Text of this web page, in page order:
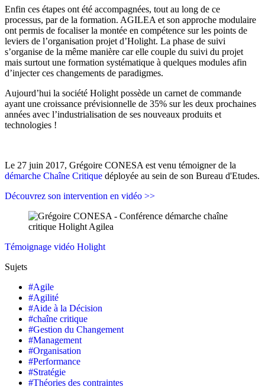
Enfin ces étapes ont été accompagnées, tout au long de ce
processus, par de la formation. AGILEA et son approche modulaire
ont permis de focaliser la montée en compétence sur les points de
leviers de l’organisation projet d’Holight. La phase de suivi
s’organise de la même manière car elle couple du suivi du projet
mais surtout une formation systématique à quelques modules afin
d’injecter ces changements de paradigmes.
Aujourd’hui la société Holight possède un carnet de commande
ayant une croissance prévisionnelle de 35% sur les deux prochaines
années avec l’industrialisation de ses nouveaux produits et
technologies !
Le 27 juin 2017, Grégoire CONESA est venu témoigner de la
démarche Chaîne Critique déployée au sein de son Bureau d'Etudes.
Découvrez son intervention en vidéo >>
Témoignage vidéo Holight
Sujets
#Agile
#Agilité
#Aide à la Décision
#chaîne critique
#Gestion du Changement
#Management
#Organisation
#Performance
#Stratégie
#Théories des contraintes